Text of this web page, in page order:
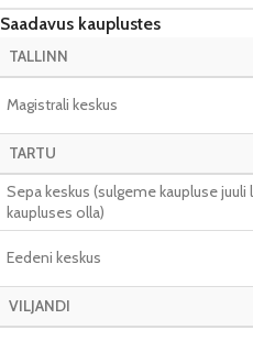
Saadavus kauplustes
TALLINN
Magistrali keskus
TARTU
Sepa keskus (sulgeme kaupluse
kaupluses olla)
Eedeni keskus
VILJANDI